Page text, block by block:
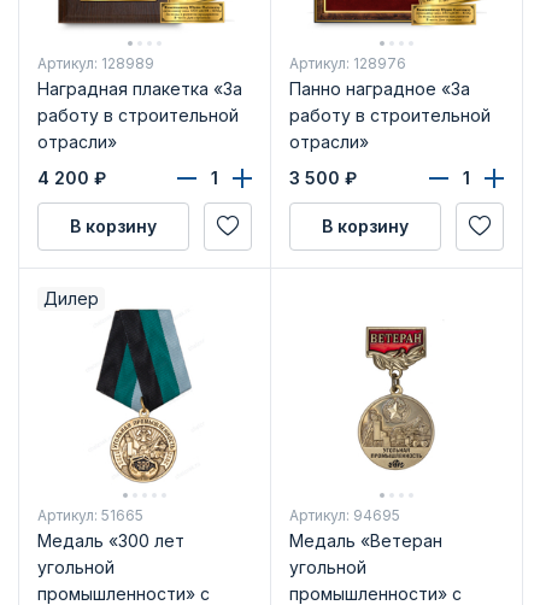
Артикул: 128989
Наградная плакетка «За
работу в строительной
отрасли»
4 200 ₽
В корзину
Артикул: 128976
Панно наградное «За
работу в строительной
отрасли»
3 500 ₽
В корзину
Дилер
Артикул: 51665
Медаль «300 лет
угольной
промышленности» с
Артикул: 94695
Медаль «Ветеран
угольной
промышленности» с